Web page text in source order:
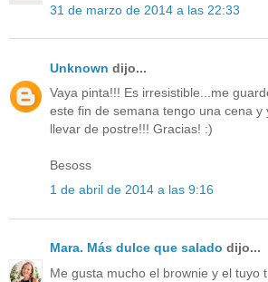
31 de marzo de 2014 a las 22:33
Unknown dijo...
Vaya pinta!!! Es irresistible...me
este fin de semana tengo una cena y
llevar de postre!!! Gracias! :)
Besoss
1 de abril de 2014 a las 9:16
Mara. Más dulce que salado dijo...
Me gusta mucho el brownie y el tuyo